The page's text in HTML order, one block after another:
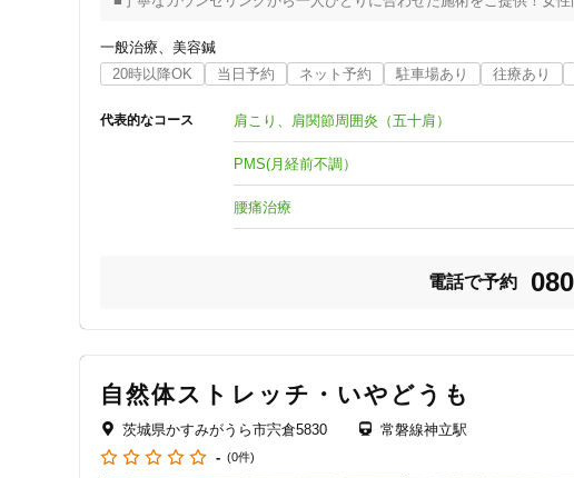
〓〓〓〓〓〓〓〓〓〓〓〓〓〓〓〓〓〓〓〓〓〓〓〓〓
自然に囲まれた落ち着ける鍼灸院
身体の不調やお悩みをお聞かせください！
〓〓〓〓〓〓〓〓〓〓〓〓〓〓〓〓〓〓〓〓〓〓〓〓〓
茨城県の四季を感じる自然豊かな場所で
日々の健康の維持やお肌のツヤやハリなどの
当院では、施術前のカウンセリングで
患者様の呼吸・姿勢・顔色・むくみなど
丁寧に身体の状態を把握するようにしています。
身体の症状は同じでも人によって原因は違います。
一般治療
美容鍼
20時以降OK
当日予約 ネット予約 駐車場あり 往療あり
代表的なコース 肩こり、肩関節周囲炎（五十肩）
PMS(月経前不調）
腰痛治療
電話で予約
自然体ストレッチ・いやどうも
茨城県かすみがうら市宍倉5830
常磐線神立駅
- (0件)